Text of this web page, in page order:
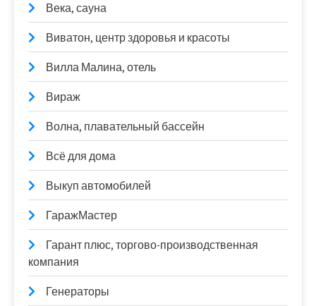
Века, сауна
Виватон, центр здоровья и красоты
Вилла Малина, отель
Вираж
Волна, плавательный бассейн
Всё для дома
Выкуп автомобилей
ГаражМастер
Гарант плюс, торгово-производственная
компания
Генераторы